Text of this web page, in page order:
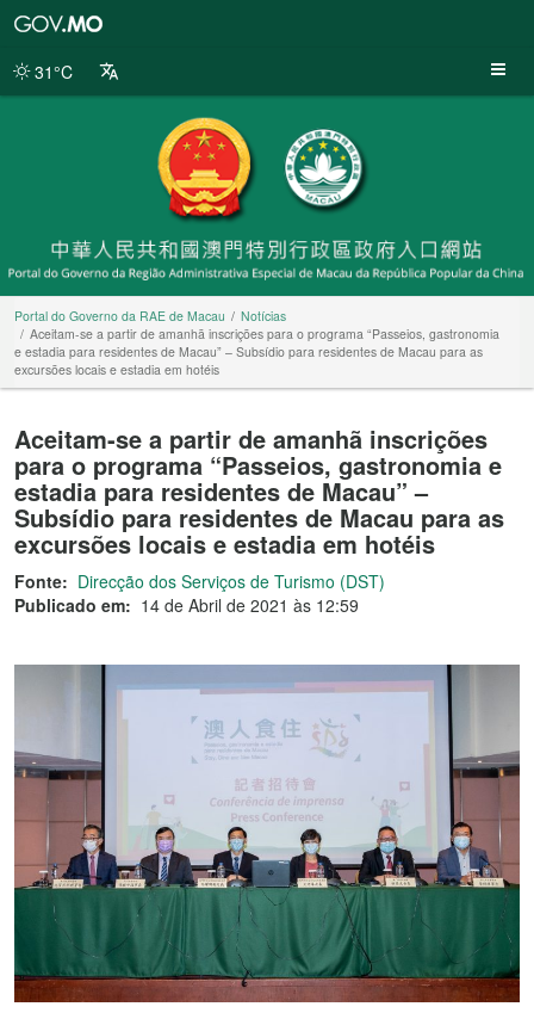
da
31°C
Portal do Governo da RAE de Macau
Notícias
Aceitam-se a partir de amanhã inscrições para o programa “Passeios, gastronomia
e estadia para residentes de Macau” – Subsídio para residentes de Macau para as
excursões locais e estadia em hotéis
Aceitam-se a partir de amanhã inscrições
para o programa “Passeios, gastronomia e
estadia para residentes de Macau” –
Subsídio para residentes de Macau para as
excursões locais e estadia em hotéis
Fonte: Direcção dos Serviços de Turismo (DST)
Publicado em: 14 de Abril de 2021 às 12:59